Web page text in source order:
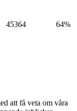
45364 64%
att få veta om våra